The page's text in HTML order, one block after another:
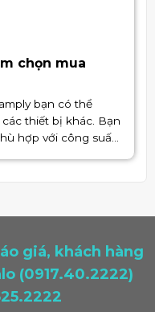
chọn mua
bạn có thể
thiết bị khác. Bạn
hợp với công suất
giá, khách hàng
(0917.40.2222)